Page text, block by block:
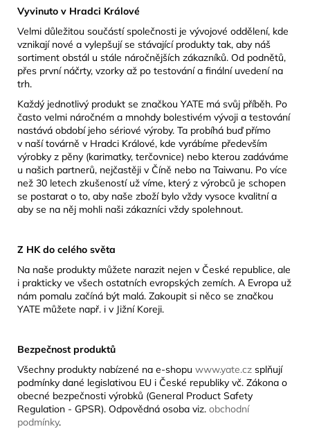
Vyvinuto v Hradci Králové
Velmi důležitou součástí společnosti je vývojové oddělení, kde
vznikají nové a vylepšují se stávající produkty tak, aby náš
sortiment obstál u stále náročnějších zákazníků. Od podnětů,
přes první náčrty, vzorky až po testování a finální uvedení na
trh.
Každý jednotlivý produkt se značkou YATE má svůj příběh. Po
často velmi náročném a mnohdy bolestivém vývoji a testování
nastává období jeho sériové výroby. Ta probíhá buď přímo
v naší továrně v Hradci Králové, kde vyrábíme především
výrobky z pěny (karimatky, terčovnice) nebo kterou zadáváme
u našich partnerů, nejčastěji v Číně nebo na Taiwanu. Po více
než 30 letech zkušeností už víme, který z výrobců je schopen
se postarat o to, aby naše zboží bylo vždy vysoce kvalitní a
aby se na něj mohli naši zákazníci vždy spolehnout.
Z HK do celého světa
Na naše produkty můžete narazit nejen v České republice, ale
i prakticky ve všech ostatních evropských zemích. A Evropa už
nám pomalu začíná být malá. Zakoupit si něco se značkou
YATE můžete např. i v Jižní Koreji.
Bezpečnost produktů
Všechny produkty nabízené na e-shopu www.yate.cz splňují
podmínky dané legislativou EU i České republiky vč. Zákona o
obecné bezpečnosti výrobků (General Product Safety
Regulation - GPSR). Odpovědná osoba viz. obchodní
podmínky.